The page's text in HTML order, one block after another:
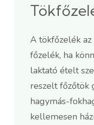
A tökfőzelék
főzelék, ha
laktató ételt
reszelt főzőtök
hagymás-
kellemesen